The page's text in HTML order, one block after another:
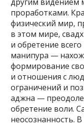
проработками.
физический мир,
в этом мире,
и обретение
манипура —
формирование
и отношения с
ограничений и
аджна —
обретение воли.
неосознанность.